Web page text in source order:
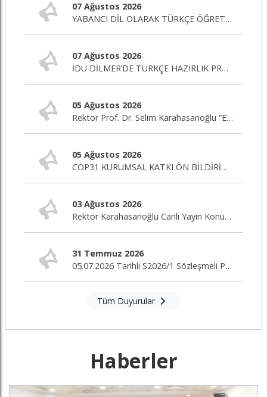
07 Ağustos 2026
YABANCI DİL OLARAK TÜRKÇE ÖĞRETİMİ SERTİFİKA PROGRAMI BAŞLIYOR!
07 Ağustos 2026
İDÜ DİLMER’DE TÜRKÇE HAZIRLIK PROGRAMI BAŞLIYOR!
05 Ağustos 2026
Rektör Prof. Dr. Selim Karahasanoğlu “Eğitim Editörü” Programına Canlı Yayın Konuğu Oluyor
05 Ağustos 2026
COP31 KURUMSAL KATKI ÖN BİLDİRİM ÇAĞRISI
03 Ağustos 2026
Rektör Karahasanoğlu Canlı Yayın Konuğu
31 Temmuz 2026
05.07.2026 Tarihli S2026/1 Sözleşmeli Personel Alım İlanı Nihai Değerlendirme Sonuçları
Tüm Duyurular
Haberler